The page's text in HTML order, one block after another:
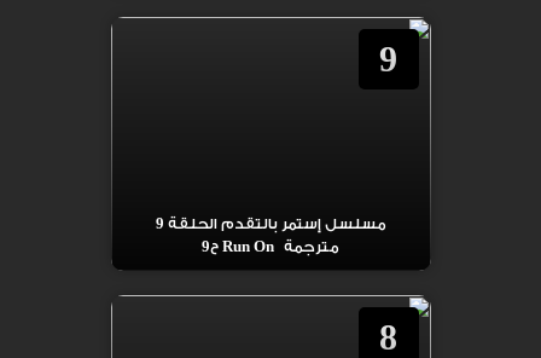
9
مسلسل إستمر بالتقدم الحلقة 9
مترجمة Run On ح9
8